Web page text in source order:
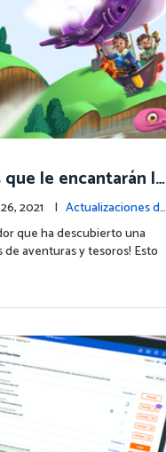
le encantarán la
estudiantes
26, 2021 | Actualizaciones de
que ha descubierto una
aventuras y tesoros! Esto